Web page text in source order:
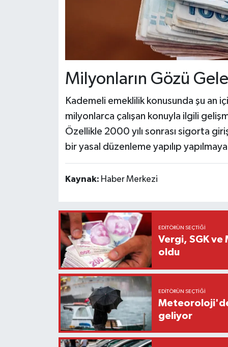
Milyonların Gözü
Kademeli emeklilik konusunda şu an
milyonlarca çalışan konuyla ilgili
Özellikle 2000 yılı sonrası sigorta
bir yasal düzenleme yapılıp
Kaynak: Haber Merkezi
EDITÖRÜN SEÇTIĞI
Vergi, SGK ve
oldu
EDITÖRÜN SEÇTIĞI
geliyor